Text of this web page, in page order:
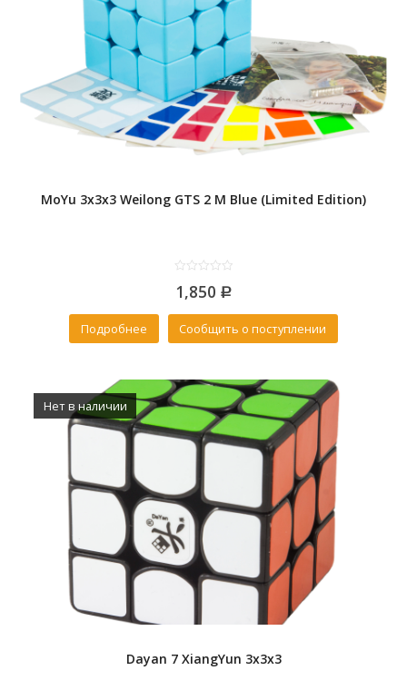
MoYu 3x3x3 Weilong GTS 2 M Blue (Limited Edition)
out
5
1,850 Р
Подробнее Сообщить о поступлении
Нет в наличии
Dayan 7 XiangYun 3x3x3